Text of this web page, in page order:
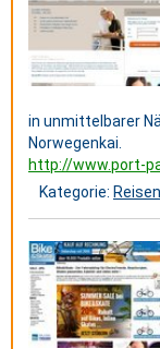
in unmittelbarer
Norwegenkai.
http://www.port-
Kategorie: Reisen